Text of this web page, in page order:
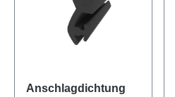
Anschlagdichtung